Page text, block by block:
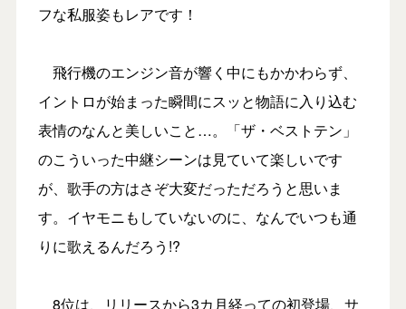
フな私服姿もレアです！
飛行機のエンジン音が響く中にもかかわらず、
イントロが始まった瞬間にスッと物語に入り込む
表情のなんと美しいこと…。「ザ・ベストテン」
のこういった中継シーンは見ていて楽しいです
が、歌手の方はさぞ大変だっただろうと思いま
す。イヤモニもしていないのに、なんでいつも通
りに歌えるんだろう!?
8位は、リリースから3カ月経っての初登場、サ